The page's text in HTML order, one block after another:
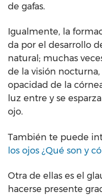
de gafas.
Igualmente, la
da por el desarrollo
natural; muchas
de la visión nocturna,
opacidad de la
luz entre y se
ojo.
También te puede
los ojos ¿Qué son y
Otra de ellas es el
hacerse presente